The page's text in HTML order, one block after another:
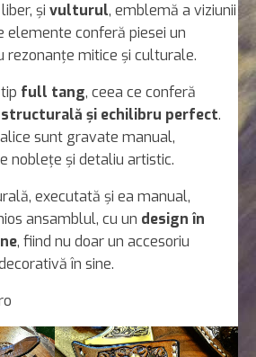
și vulturul, emblemă a viziunii
elemente conferă piesei un
rezonanțe mitice și culturale.
full tang, ceea ce conferă
și echilibru perfect.
sunt gravate manual,
noblețe și detaliu artistic.
executată și ea manual,
ansamblul, cu un design în
, fiind nu doar un accesoriu
în sine.